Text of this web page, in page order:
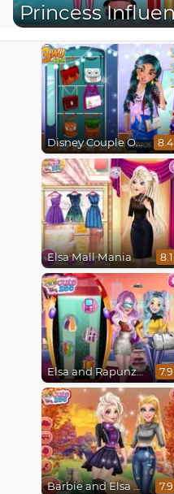
Disney Couple Of The Year 8.4
Elsa Mall Mania 8.1
Elsa and Rapunzel Future Fashion 7.9
Barbie and Elsa Autumn Patterns 7.9